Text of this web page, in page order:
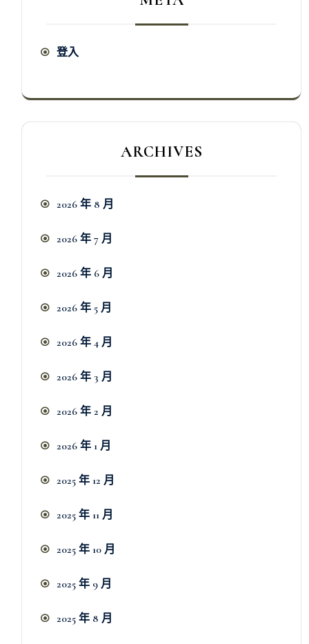
登入
ARCHIVES
2026 年 8 月
2026 年 7 月
2026 年 6 月
2026 年 5 月
2026 年 4 月
2026 年 3 月
2026 年 2 月
2026 年 1 月
2025 年 12 月
2025 年 11 月
2025 年 10 月
2025 年 9 月
2025 年 8 月